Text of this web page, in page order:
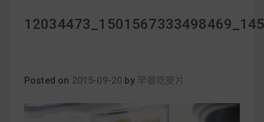
早上沒時間做早餐？10 款隔夜更美味的燕麥粥
Posted on 2015-09-20 by 早餐吃麥片